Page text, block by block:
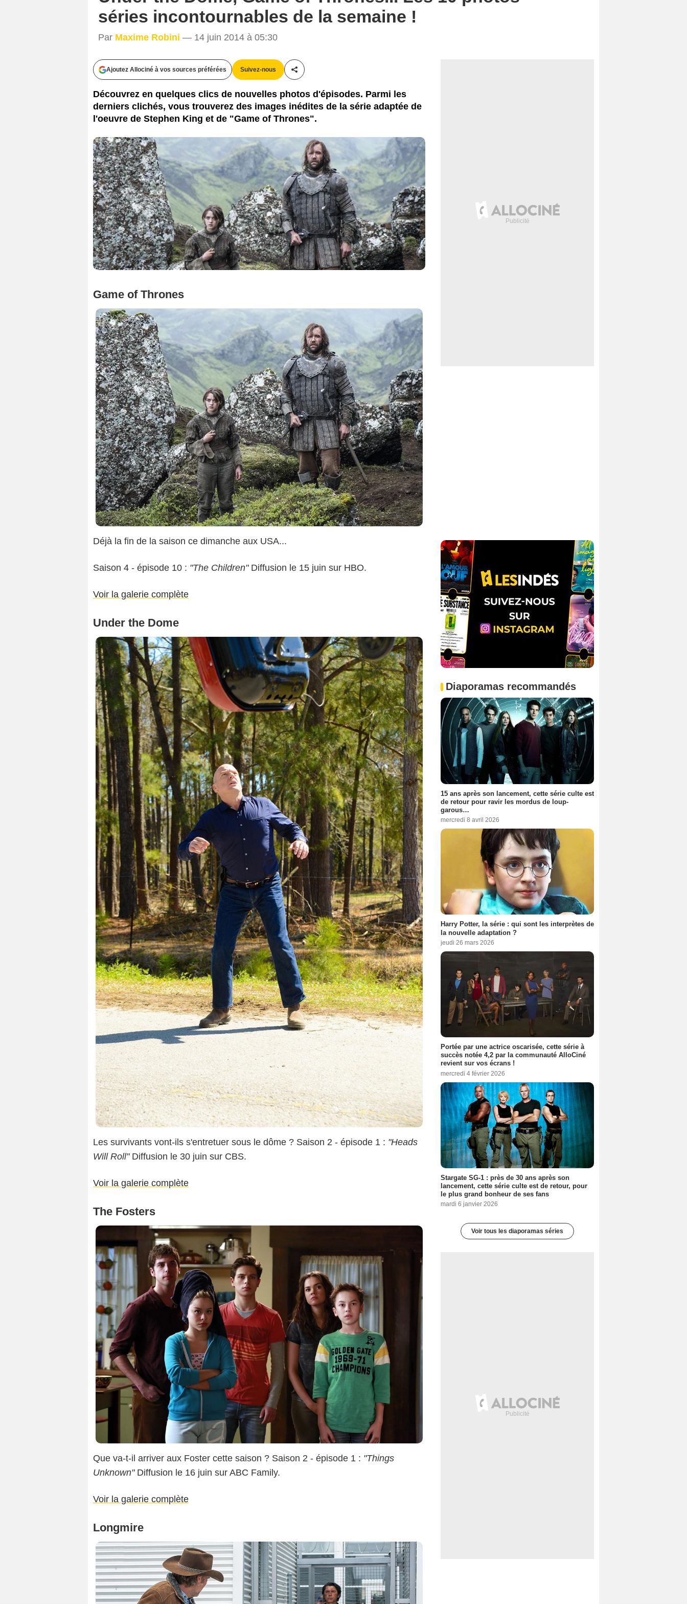
séries incontournables de la semaine !
Par Maxime Robini — 14 juin 2014 à 05:30
Ajoutez Allociné à vos sources préférées Suivez-nous
Partager cet article
Découvrez en quelques clics de nouvelles photos d'épisodes. Parmi les
derniers clichés, vous trouverez des images inédites de la série adaptée de
l'oeuvre de Stephen King et de "Game of Thrones".
HBO
Game of Thrones
Déjà la fin de la saison ce dimanche aux USA...
Saison 4 - épisode 10 : "The Children"Diffusion le 15 juin sur HBO.
Voir la galerie complète
Under the Dome
Les survivants vont-ils s'entretuer sous le dôme ? Saison 2 - épisode 1 : "Heads
Will Roll"Diffusion le 30 juin sur CBS.
Voir la galerie complète
The Fosters
Que va-t-il arriver aux Foster cette saison ? Saison 2 - épisode 1 : "Things
Unknown"Diffusion le 16 juin sur ABC Family.
Voir la galerie complète
Longmire
Diaporamas recommandés
15 ans après son lancement, cette série culte est
de retour pour ravir les mordus de loup-
garous…
mercredi 8 avril 2026
Harry Potter, la série : qui sont les interprètes de
la nouvelle adaptation ?
jeudi 26 mars 2026
Portée par une actrice oscarisée, cette série à
succès notée 4,2 par la communauté AlloCiné
revient sur vos écrans !
mercredi 4 février 2026
Stargate SG-1 : près de 30 ans après son
lancement, cette série culte est de retour, pour
le plus grand bonheur de ses fans
mardi 6 janvier 2026
Voir tous les diaporamas séries